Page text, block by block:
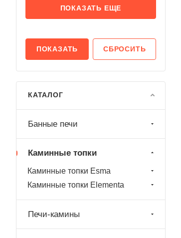
570(430)-540
670(440)*540
670(460)*540
700*600
770*480
770*540
770*600
810(430)*540
ПОКАЗАТЬ ЕЩЕ
СБРОСИТЬ
КАТАЛОГ
Банные печи
Каминные топки
Каминные топки Esma
Каминные топки Elementa
Печи-камины